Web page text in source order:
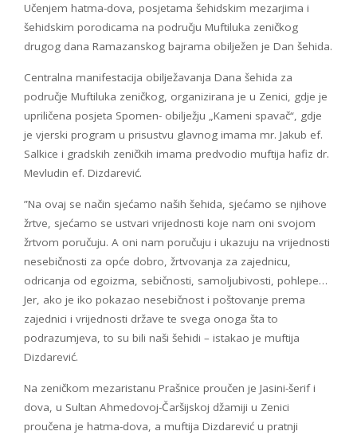
Učenjem hatma-dova, posjetama šehidskim mezarjima i
šehidskim porodicama na području Muftiluka zeničkog
drugog dana Ramazanskog bajrama obilježen je Dan šehida.
Centralna manifestacija obilježavanja Dana šehida za
područje Muftiluka zeničkog, organizirana je u Zenici, gdje je
upriličena posjeta Spomen- obilježju „Kameni spavač“, gdje
je vjerski program u prisustvu glavnog imama mr. Jakub ef.
Salkice i gradskih zeničkih imama predvodio muftija hafiz dr.
Mevludin ef. Dizdarević.
”Na ovaj se način sjećamo naših šehida, sjećamo se njihove
žrtve, sjećamo se ustvari vrijednosti koje nam oni svojom
žrtvom poručuju. A oni nam poručuju i ukazuju na vrijednosti
nesebičnosti za opće dobro, žrtvovanja za zajednicu,
odricanja od egoizma, sebičnosti, samoljubivosti, pohlepe…
Jer, ako je iko pokazao nesebičnost i poštovanje prema
zajednici i vrijednosti države te svega onoga šta to
podrazumjeva, to su bili naši šehidi – istakao je muftija
Dizdarević.
Na zeničkom mezaristanu Prašnice proučen je Jasini-šerif i
dova, u Sultan Ahmedovoj-Čaršijskoj džamiji u Zenici
proučena je hatma-dova, a muftija Dizdarević u pratnji